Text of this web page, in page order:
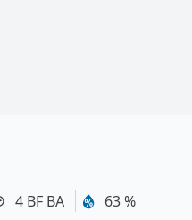
4 BF ΒΑ 63 %